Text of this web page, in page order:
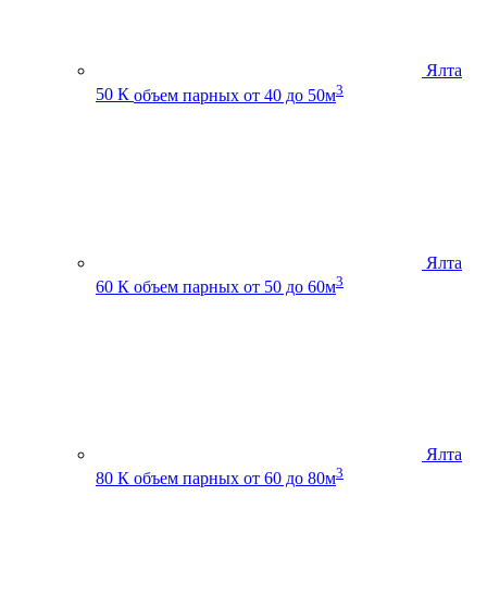
Ялта
50 К объем парных от 40 до 50м3
Ялта
60 К объем парных от 50 до 60м3
Ялта
80 К объем парных от 60 до 80м3